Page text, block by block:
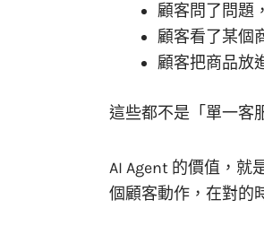
顧客問了問題
顧客看了某個
顧客把商品放
這些都不是「單一客
AI Agent 的價值，就
個顧客動作，在對的